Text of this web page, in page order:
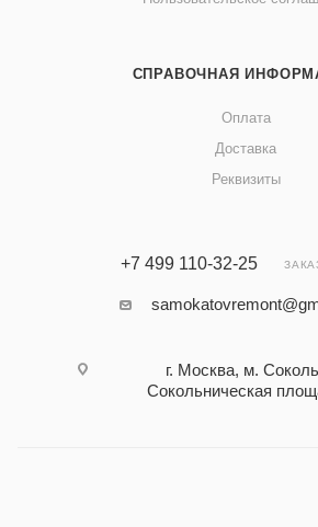
СПРАВОЧНАЯ
Оплата
Доставка
Реквизиты
+7 499 110-32-25
г. Москва, м.
Сокольническая